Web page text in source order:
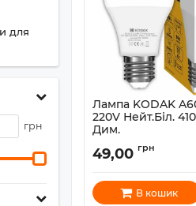
для
грн
Лампа KODAK
220V Нейт.Біл.
Дим.
30419391/
49,00 грн
В кошик